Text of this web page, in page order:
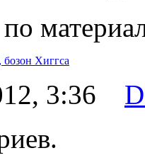
бозон Хиггса
3:36